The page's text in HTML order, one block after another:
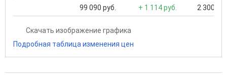
99 090 руб. + 1 114 руб. 2 300
Скачать изображение графика
Подробная таблица изменения цен